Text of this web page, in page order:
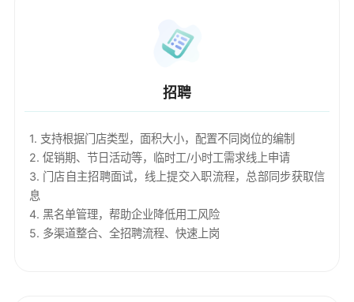
招聘
1. 支持根据门店类型，面积大小，配置不同岗位的编制
2. 促销期、节日活动等，临时工/小时工需求线上申请
3. 门店自主招聘面试，线上提交入职流程，总部同步获取信
息
4. 黑名单管理，帮助企业降低用工风险
5. 多渠道整合、全招聘流程、快速上岗